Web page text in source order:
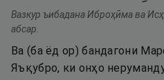
Вазкур ъибадана Иброҳӣма ва
абсар.
Ва (ба ёд ор) бандагони
Яъқубро, ки онҳо